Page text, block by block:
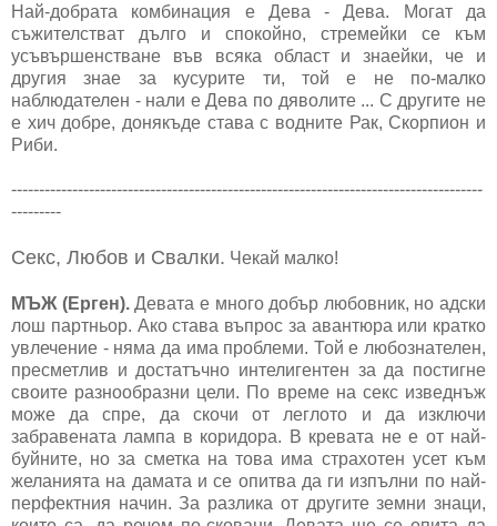
Най-добрата комбинация е Дева - Дева. Могат да
съжителстват дълго и спокойно, стремейки се към
усъвършенстване във всяка област и знаейки, че и
другия знае за кусурите ти, той е не по-малко
наблюдателен - нали е Дева по дяволите ... С другите не
е хич добре, донякъде става с водните Рак, Скорпион и
Риби.
-------------------------------------------------------------------------------------
---------
Секс, Любов и Свалки. Чекай малко!
МЪЖ (Ерген).Девата е много добър любовник, но адски
лош партньор. Ако става въпрос за авантюра или кратко
увлечение - няма да има проблеми. Той е любознателен,
пресметлив и достатъчно интелигентен за да постигне
своите разнообразни цели. По време на секс изведнъж
може да спре, да скочи от леглото и да изключи
забравената лампа в коридора. В кревата не е от най-
буйните, но за сметка на това има страхотен усет към
желанията на дамата и се опитва да ги изпълни по най-
перфектния начин. За разлика от другите земни знаци,